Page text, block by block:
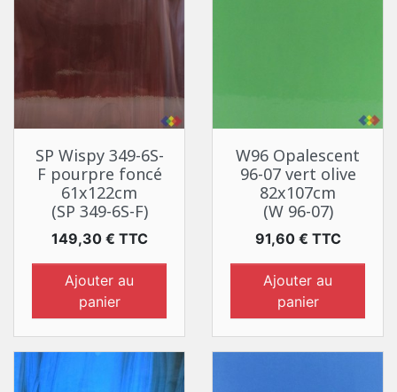
SP Wispy 349-6S-
F pourpre foncé
61x122cm
(SP 349-6S-F)
Prix
149,30 € TTC
Ajouter au
panier
W96 Opalescent
96-07 vert olive
82x107cm
(W 96-07)
Prix
91,60 € TTC
Ajouter au
panier